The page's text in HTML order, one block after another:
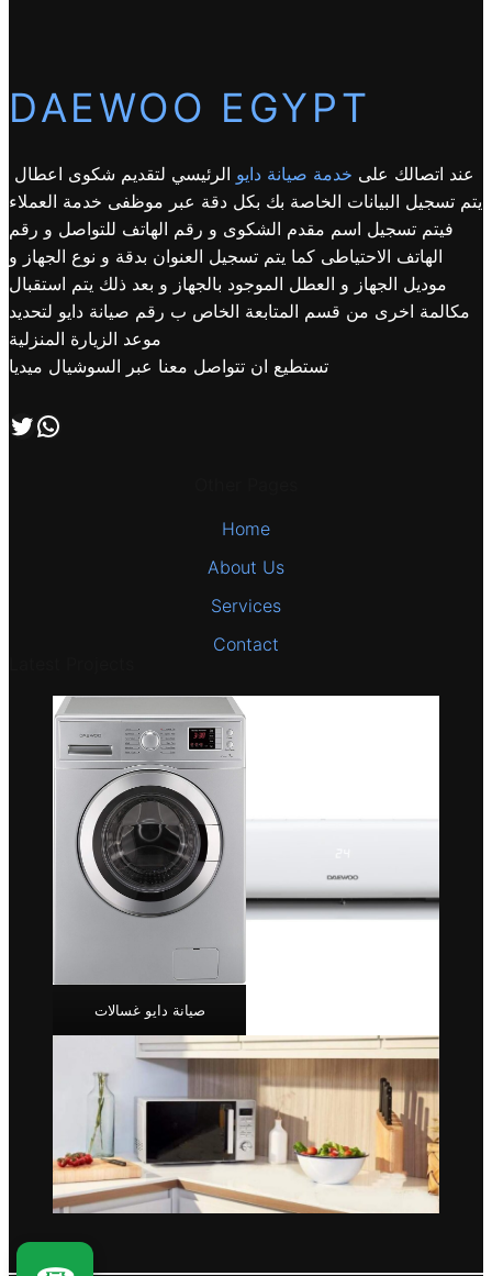
DAEWOO EGYPT
عند اتصالك على خدمة صيانة دايو الرئيسي لتقديم شكوى اعطال
يتم تسجيل البيانات الخاصة بك بكل دقة عبر موظفى خدمة العملاء
فيتم تسجيل اسم مقدم الشكوى و رقم الهاتف للتواصل و رقم
الهاتف الاحتياطى كما يتم تسجيل العنوان بدقة و نوع الجهاز و
موديل الجهاز و العطل الموجود بالجهاز و بعد ذلك يتم استقبال
مكالمة اخرى من قسم المتابعة الخاص ب رقم صيانة دايو لتحديد
موعد الزيارة المنزلية
تستطيع ان تتواصل معنا عبر السوشيال ميديا
تابعنا علي صفحة التويتر اتصل بنا علي طريق الوتساب
Home
About Us
Services
Contact
صيانة دايو غسالات